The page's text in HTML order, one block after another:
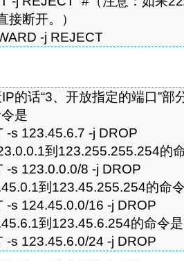
接断开。）
-j REJECT
的话“3、开放指定的端口”部
是
-s 123.45.6.7 -j DROP
到123.255.255.254的
-s 123.0.0.0/8 -j DROP
到123.45.255.254的命
-s 124.45.0.0/16 -j DROP
到123.45.6.254的命令是
-s 123.45.6.0/24 -j DROP